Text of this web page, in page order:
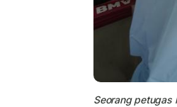
Seorang petugas